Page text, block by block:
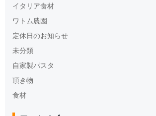
イタリア食材
ワトム農園
定休日のお知らせ
未分類
自家製パスタ
頂き物
食材